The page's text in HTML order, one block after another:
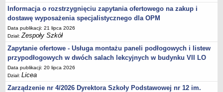
Informacja o rozstrzygnięciu zapytania ofertowego na zakup i
dostawę wyposażenia specjalistycznego dla OPM
Data publikacji: 21 lipca 2026
Dział:Zespoły Szkół
Zapytanie ofertowe - Usługa montażu paneli podłogowych i listew
przypodłogowych w dwóch salach lekcyjnych w budynku VII LO
Data publikacji: 20 lipca 2026
Dział:Licea
Zarządzenie nr 4/2026 Dyrektora Szkoły Podstawowej nr 12 im.